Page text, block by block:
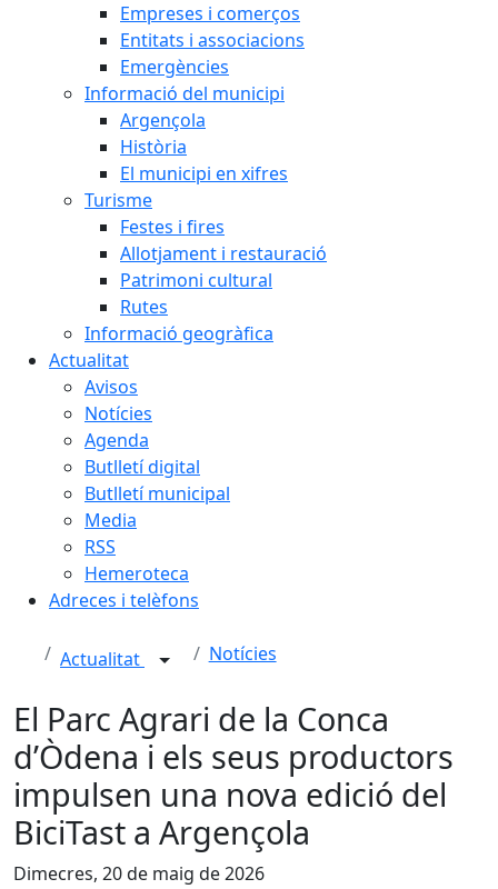
Empreses i comerços
Entitats i associacions
Emergències
Informació del municipi
Argençola
Història
El municipi en xifres
Turisme
Festes i fires
Allotjament i restauració
Patrimoni cultural
Rutes
Informació geogràfica
Actualitat
Avisos
Notícies
Agenda
Butlletí digital
Butlletí municipal
Media
RSS
Hemeroteca
Adreces i telèfons
Actualitat Notícies
El Parc Agrari de la Conca
d’Òdena i els seus productors
impulsen una nova edició del
BiciTast a Argençola
Dimecres, 20 de maig de 2026